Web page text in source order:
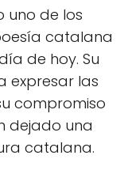
uno de los
catalana
de hoy. Su
expresar las
compromiso
dejado una
catalana.